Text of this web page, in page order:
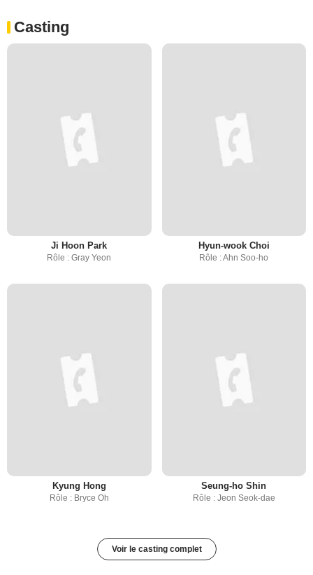
Casting
Ji Hoon Park
Rôle : Gray Yeon
Hyun-wook Choi
Rôle : Ahn Soo-ho
Kyung Hong
Rôle : Bryce Oh
Seung-ho Shin
Rôle : Jeon Seok-dae
Voir le casting complet